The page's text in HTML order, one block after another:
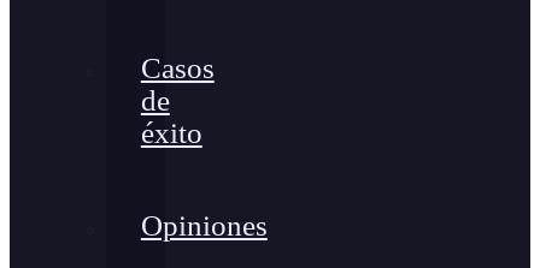
Casos
de
éxito
Opiniones